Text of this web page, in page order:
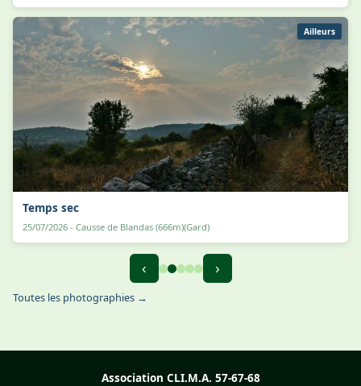
Ailleurs
Temps sec
25/07/2026 - Causse de Blandas (666m)(Gard)
‹ ›
Toutes les photographies →
Association CLI.M.A. 57-67-68